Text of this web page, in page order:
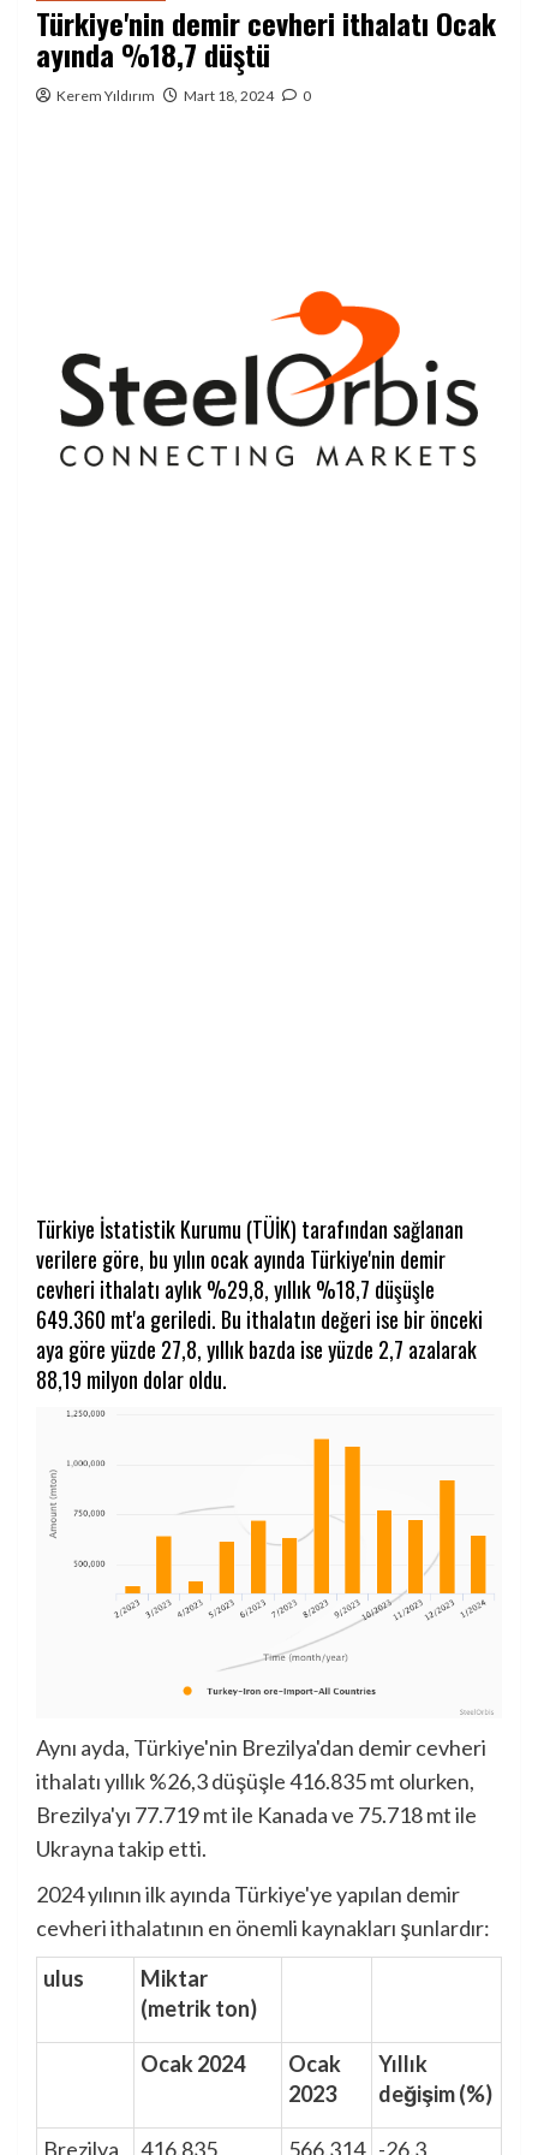
Türkiye'nin demir cevheri ithalatı Ocak
ayında %18,7 düştü
Kerem Yıldırım Mart 18, 2024 0
Türkiye İstatistik Kurumu (TÜİK) tarafından sağlanan
verilere göre, bu yılın ocak ayında Türkiye'nin demir
cevheri ithalatı aylık %29,8, yıllık %18,7 düşüşle
649.360 mt'a geriledi. Bu ithalatın değeri ise bir önceki
aya göre yüzde 27,8, yıllık bazda ise yüzde 2,7 azalarak
88,19 milyon dolar oldu.
Aynı ayda, Türkiye'nin Brezilya'dan demir cevheri
ithalatı yıllık %26,3 düşüşle 416.835 mt olurken,
Brezilya'yı 77.719 mt ile Kanada ve 75.718 mt ile
Ukrayna takip etti.
2024 yılının ilk ayında Türkiye'ye yapılan demir
cevheri ithalatının en önemli kaynakları şunlardır:
ulus
Miktar
(metrik ton)
Ocak 2024
Ocak
2023
Yıllık
değişim (%)
Brezilya 416.835 566.314 -26.3